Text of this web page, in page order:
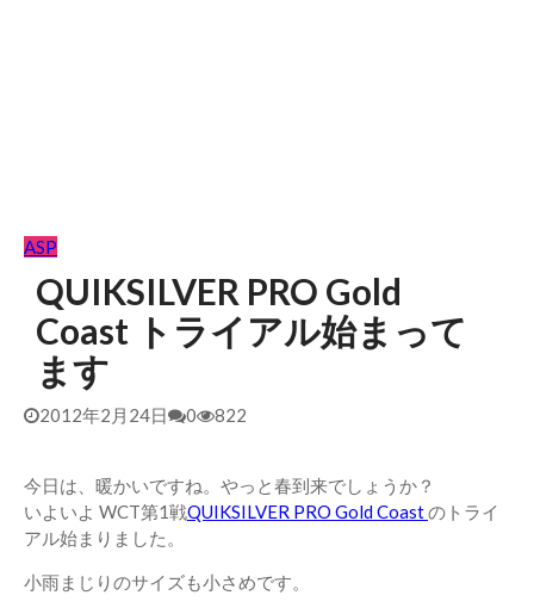
ASP
QUIKSILVER PRO Gold
Coast トライアル始まって
ます
2012年2月24日 0 822
今日は、暖かいですね。やっと春到来でしょうか？
いよいよ WCT第1戦QUIKSILVER PRO Gold Coastのトライ
アル始まりました。
小雨まじりのサイズも小さめです。